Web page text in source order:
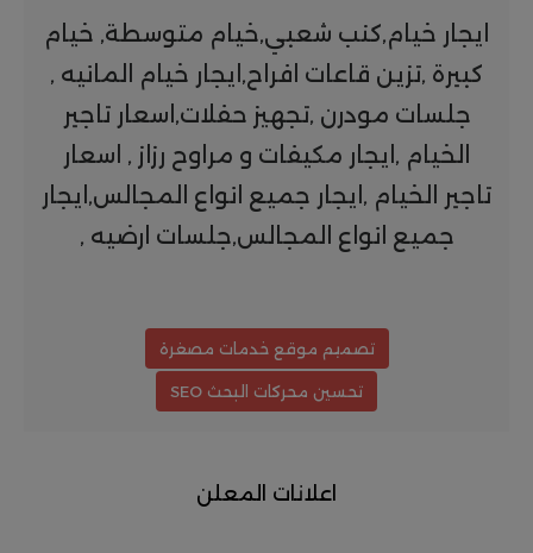
ايجار خيام,كنب شعبي,خيام متوسطة, خيام
كبيرة ,تزين قاعات افراح,ايجار خيام المانيه ,
جلسات مودرن ,تجهيز حفلات,اسعار تاجير
الخيام ,ايجار مكيفات و مراوح رزاز , اسعار
تاجير الخيام ,ايجار جميع انواع المجالس,ايجار
جميع انواع المجالس,جلسات ارضيه ,
تصميم موقع خدمات مصغرة
تحسين محركات البحث SEO
اعلانات المعلن